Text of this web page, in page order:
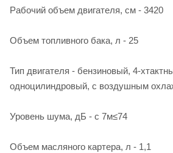
Рабочий объем двигателя, см - 3420
Объем топливного бака, л - 25
Тип двигателя - бензиновый, 4-
одноцилиндровый, с воздушным
Уровень шума, дБ - с 7м≤74
Объем масляного картера, л - 1,1